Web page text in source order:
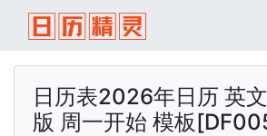
日历表2026年日历 英
版 周一开始 模板